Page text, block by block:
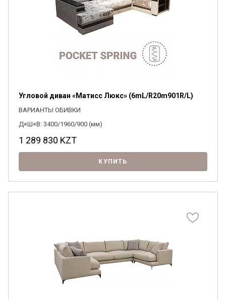
Угловой диван «Матисс Люкс» (6mL/R20m901R/L)
ВАРИАНТЫ ОБИВКИ
Д×Ш×В: 3400/1960/900 (мм)
1 289 830 KZT
КУПИТЬ